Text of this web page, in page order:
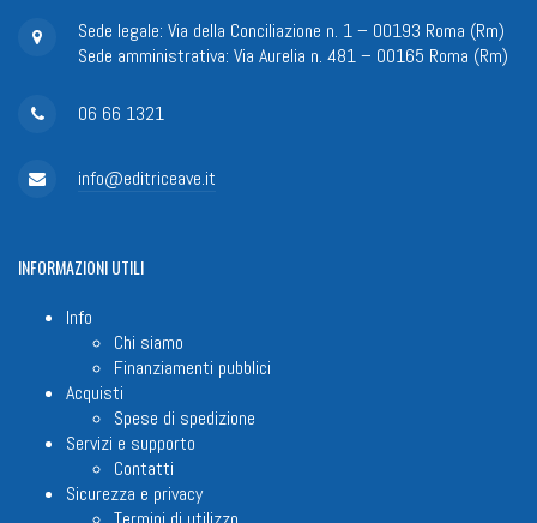
Sede legale: Via della Conciliazione n. 1 – 00193 Roma (Rm)
Sede amministrativa: Via Aurelia n. 481 – 00165 Roma (Rm)
06 66 1321
info@editriceave.it
INFORMAZIONIUTILI
Info
Chi siamo
Finanziamenti pubblici
Acquisti
Spese di spedizione
Servizi e supporto
Contatti
Sicurezza e privacy